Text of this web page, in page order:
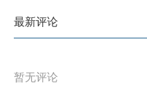
最新评论
暂无评论